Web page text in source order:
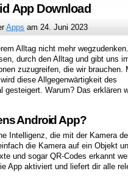
App Download
Apps am24. Juni 2023
Alltag nicht mehr
durch den Alltag und gibt uns
zuzugreifen, die wir brauchen.
diese Allgegenwärtigkeit des
gesteigert. Warum? Das erklären
Android App?
Intelligenz, die mit der Kamera
die Kamera auf ein Objekt
und sogar QR-Codes erkannt
App aktiviert und liefert dir alle